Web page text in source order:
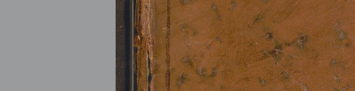
Avec figures en taille-douce. Par M. l'Abbé Bertholon, de S. Lazare,
professeur de physique expérimentale des états généraux de la
province de Languedoc ... - Bertholon, Pierre Nicolas (abbé ; 1742-